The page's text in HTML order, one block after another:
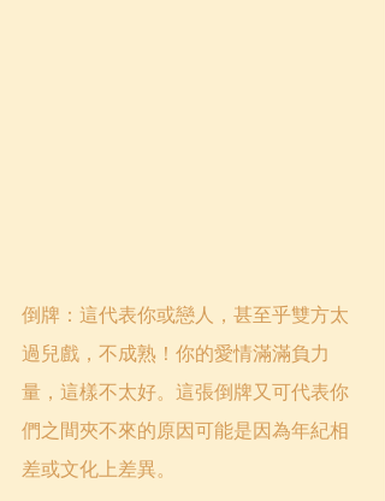
倒牌：這代表你或戀人，甚至乎雙方太
過兒戲，不成熟！你的愛情滿滿負力
量，這樣不太好。這張倒牌又可代表你
們之間夾不來的原因可能是因為年紀相
差或文化上差異。